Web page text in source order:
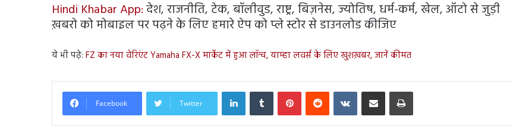
Hindi Khabar App:देश, राजनीति, टेक, बॉलीवुड, राष्ट्र, बिज़नेस, ज्योतिष, धर्म-कर्म, खेल, ऑटो से जुड़ी
ख़बरो को मोबाइल पर पढ़ने के लिए हमारे ऐप को प्ले स्टोर से डाउनलोड कीजिए
ये भी पढ़े: FZ का नया वेरिएंट Yamaha FX-X मार्केट में हुआ लॉन्च, याम्हा लवर्स के लिए खुशख़बर, जानें कीमत
Facebook Twitter
LinkedInTumblr PinterestReddit VKontakteShare via Email Print